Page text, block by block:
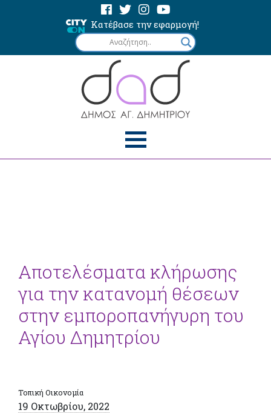
Κατέβασε την εφαρμογή!
Αποτελέσματα κλήρωσης
για την κατανομή θέσεων
στην εμποροπανήγυρη του
Αγίου Δημητρίου
Τοπική Οικονομία
19 Οκτωβρίου, 2022